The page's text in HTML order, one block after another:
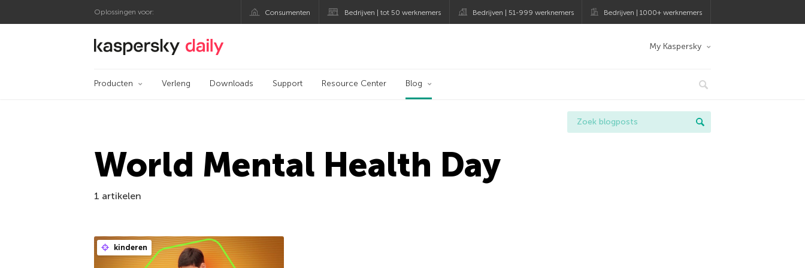
Oplossingen voor: Consumenten Bedrijven | tot 50 werknemers Bedrijven | 51-999 werknemers Bedrijven | 1000+ werknemers
Kaspersky official blog My Kaspersky
Producten Verleng Downloads Support Resource Center Blog
World Mental Health Day
1 artikelen
kinderen